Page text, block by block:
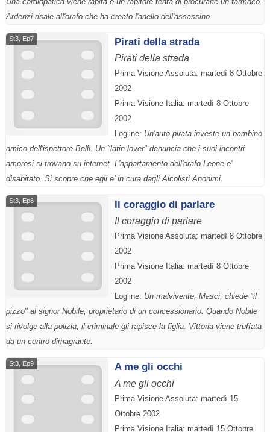
Ardenzi risale all'orafo che ha creato l'anello dell'assassino.
St3, Ep7 Pirati della strada
Pirati della strada
Prima Visione Assoluta: martedì 8 Ottobre
2002
Prima Visione Italia: martedì 8 Ottobre
2002
Logline: Un'auto pirata investe un bambino
amico dell'ispettore Belli. Un "latin lover" denuncia che i suoi incontri
amorosi si trovano su internet. L'appartamento dell'orafo Leone e'
disabitato. Si scopre che egli e' in cura dagli Alcolisti Anonimi.
St3, Ep8 Il coraggio di parlare
Il coraggio di parlare
Prima Visione Assoluta: martedì 8 Ottobre
2002
Prima Visione Italia: martedì 8 Ottobre
2002
Logline: Un malvivente, Masci, chiede "il
pizzo" al signor Nobile, proprietario di un concessionario. Quando Nobile
si rivolge alla polizia, il criminale gli rapisce la figlia. Vittoria viene truffata
da un centro dimagrante.
St3, Ep9 A me gli occhi
A me gli occhi
Prima Visione Assoluta: martedì 15
Ottobre 2002
Prima Visione Italia: martedì 15 Ottobre